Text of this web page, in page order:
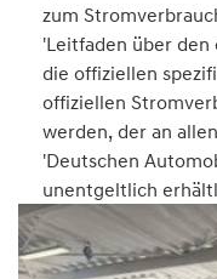
zum
'Leitfaden über
die offiziellen
offiziellen
werden, der an
'Deutschen
unentgeltlich